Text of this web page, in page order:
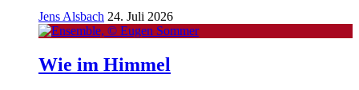
Jens Alsbach 24. Juli 2026
Wie im Himmel